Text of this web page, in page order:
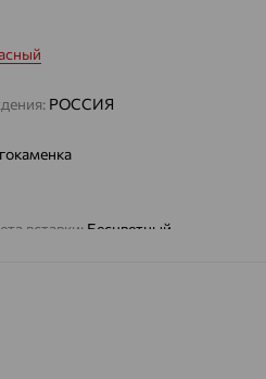
РОССИЯ
вставки: Бесцветный